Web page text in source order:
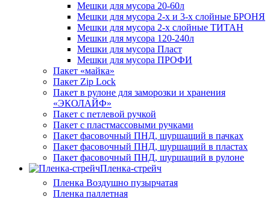
Мешки для мусора 20-60л
Мешки для мусора 2-х и 3-х слойные БРОНЯ
Мешки для мусора 2-х слойные ТИТАН
Мешки для мусора 120-240л
Мешки для мусора Пласт
Мешки для мусора ПРОФИ
Пакет «майка»
Пакет Zip Lock
Пакет в рулоне для заморозки и хранения
«ЭКОЛАЙФ»
Пакет с петлевой ручкой
Пакет с пластмассовыми ручками
Пакет фасовочный ПНД, шуршащий в пачках
Пакет фасовочный ПНД, шуршащий в пластах
Пакет фасовочный ПНД, шуршащий в рулоне
Пленка-стрейч
Пленка Воздушно пузырчатая
Пленка паллетная